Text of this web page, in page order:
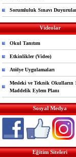
Sorumluluk Sınavı
Videolar
Okul Tanıtım
Etkinlikler (Video)
Atölye Uygulamaları
Mesleki ve Teknik Okulların
Maddelik Eylem Planı
Sosyal Medya
Eğitim Siteleri